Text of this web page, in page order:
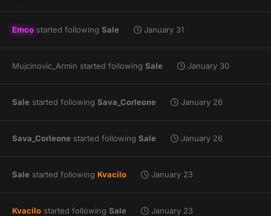
Emco started following Sale January 31
Mujcinovic_Armin started following Sale January 30
Sale started following Sava_Corleone January 26
Sava_Corleone started following Sale January 26
Sale started following Kvacilo January 23
Kvacilo started following Sale January 23